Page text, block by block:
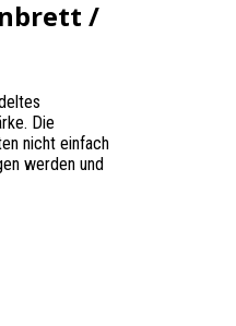
/
Die
nicht einfach
werden und